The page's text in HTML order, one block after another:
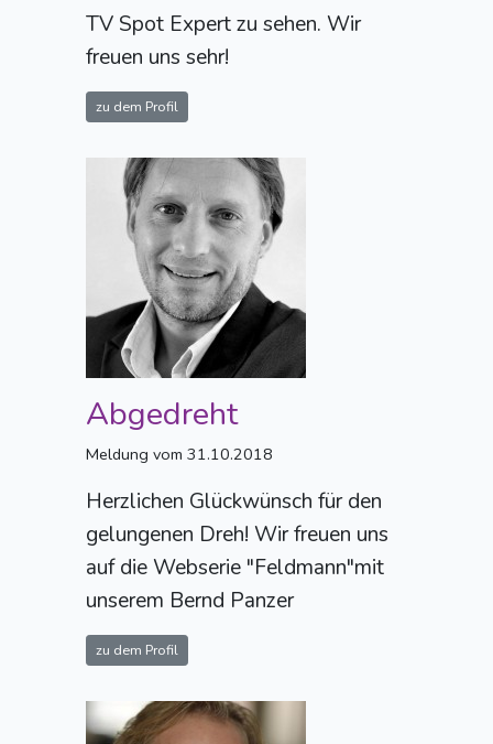
TV Spot Expert zu sehen. Wir
freuen uns sehr!
zu dem Profil
Abgedreht
Meldung vom 31.10.2018
Herzlichen Glückwünsch für den
gelungenen Dreh! Wir freuen uns
auf die Webserie "Feldmann"mit
unserem Bernd Panzer
zu dem Profil